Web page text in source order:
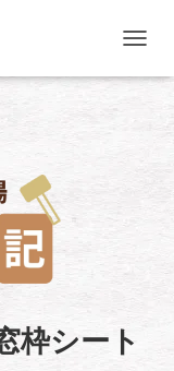
ビ
枠シート